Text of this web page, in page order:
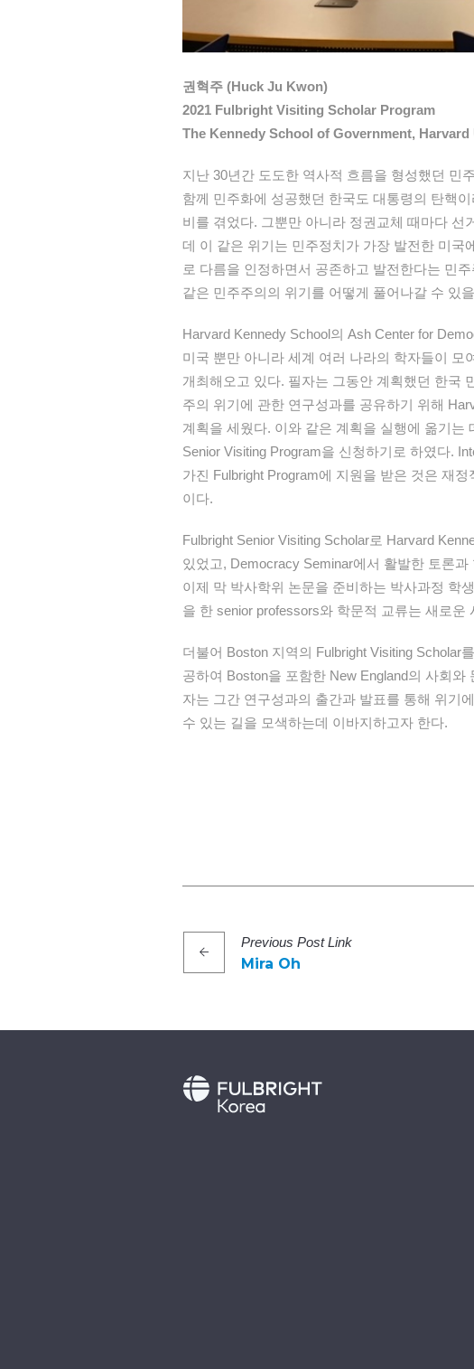
권혁주 (Huck Ju Kwon)
2021 Fulbright Visiting Scholar Program
The Kennedy School of Government,
지난 30년간 도도한 역사적 흐름을 형성했던 민
함께 민주화에 성공했던 한국도 대통령의 탄핵
비를 겪었다. 그뿐만 아니라 정권교체 때마다 선
데 이 같은 위기는 민주정치가 가장 발전한 미국
로 다름을 인정하면서 공존하고 발전한다는 민
같은 민주주의의 위기를 어떻게 풀어나갈 수 있
Harvard Kennedy School의 Ash Center for
미국 뿐만 아니라 세계 여러 나라의 학자들이
개최해오고 있다. 필자는 그동안 계획했던 한국
주의 위기에 관한 연구성과를 공유하기 위해
계획을 세웠다. 이와 같은 계획을 실행에 옮기는
Senior Visiting Program을 신청하기로 하였다.
가진 Fulbright Program에 지원을 받은 것은 재
이다.
Fulbright Senior Visiting Scholar로 Harvard
있었고, Democracy Seminar에서 활발한 토론
이제 막 박사학위 논문을 준비하는 박사과정 학
을 한 senior professors와 학문적 교류는 새로
더불어 Boston 지역의 Fulbright Visiting Scholar
공하여 Boston을 포함한 New England의 사회
자는 그간 연구성과의 출간과 발표를 통해 위기
수 있는 길을 모색하는데 이바지하고자 한다.
Previous PostLink
Mira Oh